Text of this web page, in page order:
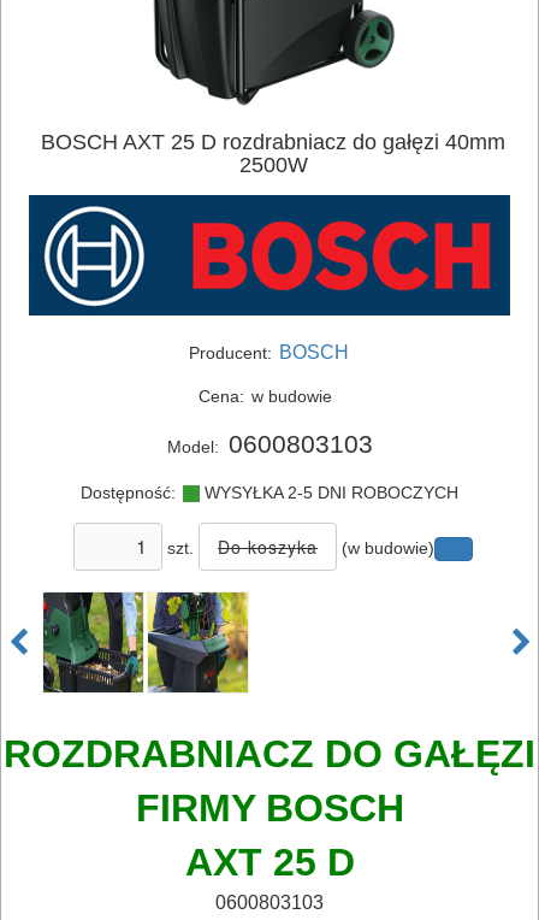
ELEKTRONARZĘDZIA
SIECIOWE
ELEKTRONARZĘDZIA
AKUMULATOROWE
OSPRZĘT
I
AKCESORIA
ELEKTRONARZĘDZI
MAGAZYNOWANIE
BOSCH AXT 25 D rozdrabniacz do gałęzi 40mm
2500W
Producent: BOSCH
Cena: w budowie
Model: 0600803103
Dostępność: WYSYŁKA 2-5 DNI ROBOCZYCH
szt. (w budowie)
ROZDRABNIACZ DO GAŁĘZI
FIRMY BOSCH
AXT 25 D
0600803103